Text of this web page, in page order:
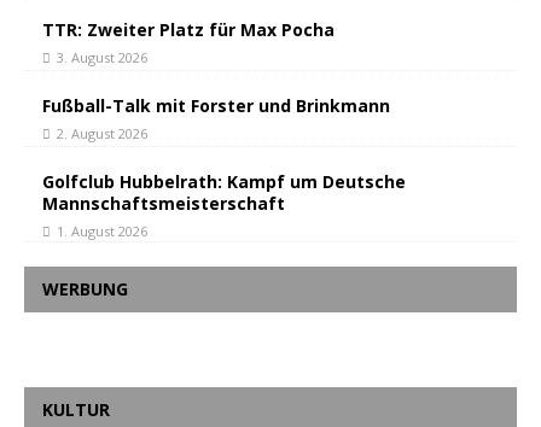
TTR: Zweiter Platz für Max Pocha
3. August 2026
Fußball-Talk mit Forster und Brinkmann
2. August 2026
Golfclub Hubbelrath: Kampf um Deutsche
Mannschaftsmeisterschaft
1. August 2026
WERBUNG
KULTUR